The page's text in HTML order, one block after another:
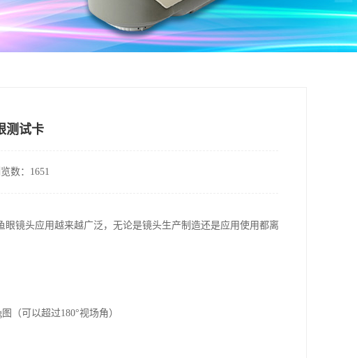
测试卡
数：1651
镜头应用越来越广泛，无论是镜头生产制造还是应用使用都离
图（可以超过180°视场角）